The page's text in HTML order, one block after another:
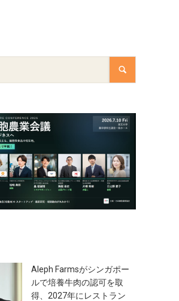
Aleph Farmsがシンガポー
ルで培養牛肉の認可を取
得、2027年にレストラン